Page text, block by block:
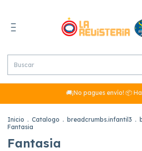
🚚¡No pagues envío! 📦 Hacé tu
Inicio . Catalogo . breadcrumbs.infantil3 .
Fantasia
Fantasia